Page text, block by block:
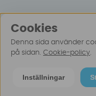
Cookies
Denna sida använder
på sidan. Cookie-policy.
Inställningar